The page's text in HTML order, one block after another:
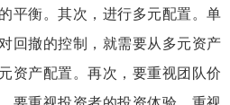
平衡。其次，进行多元配置。单
回撤的控制，就需要从多元资产
资产配置。再次，要重视团队价